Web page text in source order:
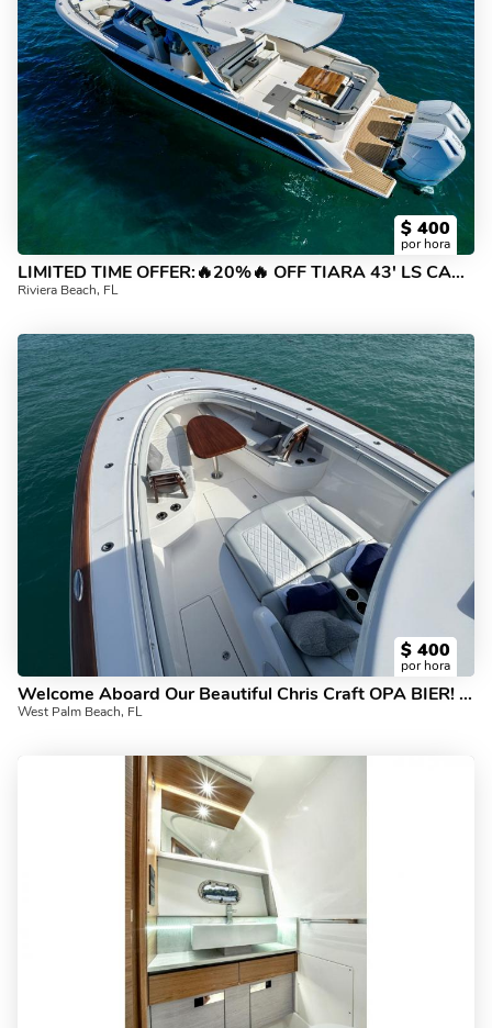
$ 400
por hora
LIMITED TIME OFFER:🔥20%🔥 OFF TIARA 43' LS CAPT, CREW, FUEL INCLUDED
Riviera Beach, FL
$ 400
por hora
Welcome Aboard Our Beautiful Chris Craft OPA BIER! 20% off all charters!
West Palm Beach, FL